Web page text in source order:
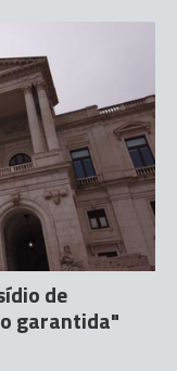
de
garantida"